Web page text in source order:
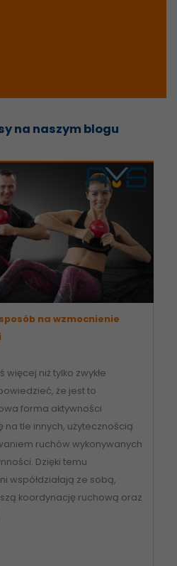
na naszym blogu
na wzmocnienie
niż tylko zwykłe
że jest to
forma aktywności
na tle innych, użytecznością
ruchów wykonywanych
Dzięki temu
współdziałają ze sobą,
koordynację ruchową oraz